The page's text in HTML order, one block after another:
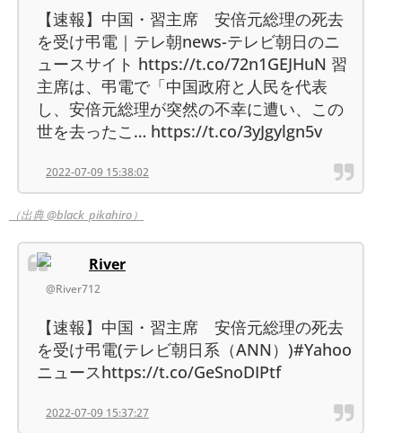
【速報】中国・習主席 安倍元総理の死去
を受け弔電｜テレ朝news-テレビ朝日のニ
ュースサイト https://t.co/72n1GEJHuN 習
主席は、弔電で「中国政府と人民を代表
し、安倍元総理が突然の不幸に遭い、この
世を去ったこ… https://t.co/3yJgylgn5v
2022-07-09 15:38:02
（出典 @black_pikahiro）
River
@River712
【速報】中国・習主席 安倍元総理の死去
を受け弔電(テレビ朝日系（ANN）)#Yahoo
ニュースhttps://t.co/GeSnoDIPtf
2022-07-09 15:37:27